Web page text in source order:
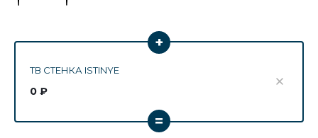
ТВ СТЕНКА ISTINYE
0 ₽
+
=